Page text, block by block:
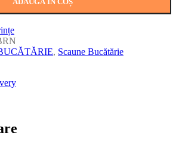
, Scaune Bucătărie